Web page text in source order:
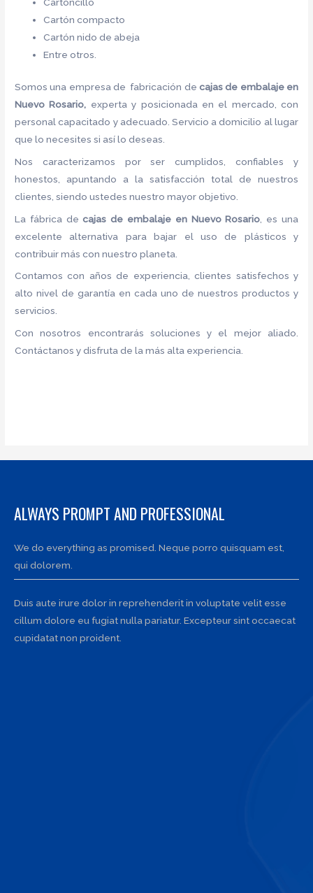
Cartoncillo
Cartón compacto
Cartón nido de abeja
Entre otros.
Somos una empresa de fabricación decajas de embalaje en
Nuevo Rosario, experta y posicionada en el mercado, con
personal capacitado y adecuado. Servicio a domicilio al lugar
que lo necesites si así lo deseas.
Nos caracterizamos por ser cumplidos, confiables y
honestos, apuntando a la satisfacción total de nuestros
clientes, siendo ustedes nuestro mayor objetivo.
La fábrica decajas de embalaje en Nuevo Rosario , es una
excelente alternativa para bajar el uso de plásticos y
contribuir más con nuestro planeta.
Contamos con años de experiencia, clientes satisfechos y
alto nivel de garantía en cada uno de nuestros productos y
servicios.
Con nosotros encontrarás soluciones y el mejor aliado.
Contáctanos y disfruta de la más alta experiencia.
ALWAYS PROMPT AND PROFESSIONAL
We do everything as promised. Neque porro quisquam est,
qui dolorem.
Duis aute irure dolor in reprehenderit in voluptate velit esse
cillum dolore eu fugiat nulla pariatur. Excepteur sint occaecat
cupidatat non proident.